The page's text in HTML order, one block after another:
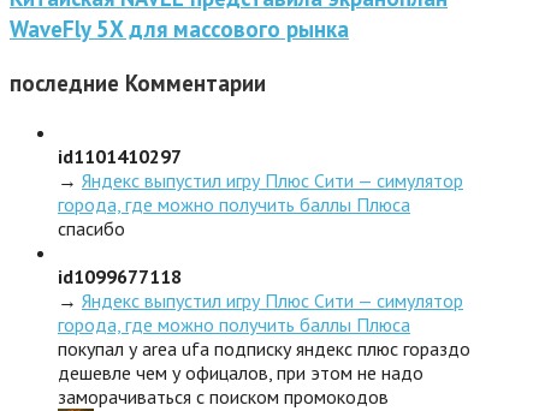
WaveFly 5X для массового рынка
последние Комментарии
id1101410297
→ Яндекс выпустил игру Плюс Сити — симулятор
города, где можно получить баллы Плюса
спасибо
id1099677118
→ Яндекс выпустил игру Плюс Сити — симулятор
города, где можно получить баллы Плюса
покупал у area ufa подписку яндекс плюс гораздо
дешевле чем у офицалов, при этом не надо
заморачиваться с поиском промокодов